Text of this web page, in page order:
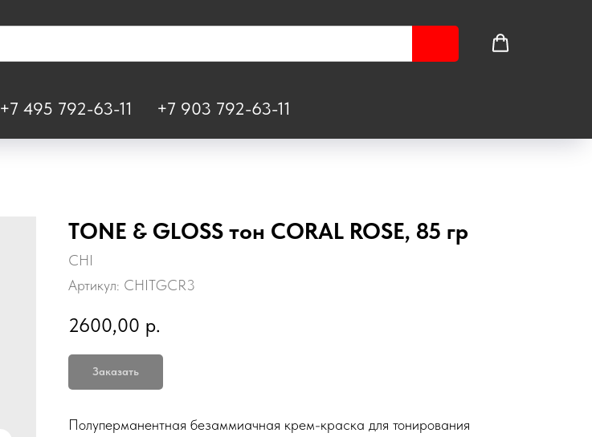
+7 495 792-63-11 +7 903 792-63-11
TONE & GLOSS тон CORAL ROSE, 85 гр
CHI
Артикул: CHITGCR3
2600,00 р.
Заказать
Полуперманентная безаммиачная крем-краска для тонирования